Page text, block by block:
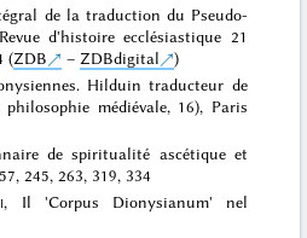
de la traduction du Pseudo-
d'histoire ecclésiastique 21
(ZDB – ZDBdigital
)
Hilduin traducteur de
médiévale, 16), Paris
de spiritualité ascétique et
245, 263, 319, 334
, Il 'Corpus Dionysianum' nel